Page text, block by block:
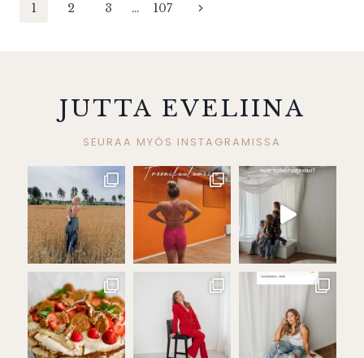
Sivunavigointi
1 2 3 … 107
Seuraava
JUTTA EVELIINA
SEURAA MYÖS INSTAGRAMISSA